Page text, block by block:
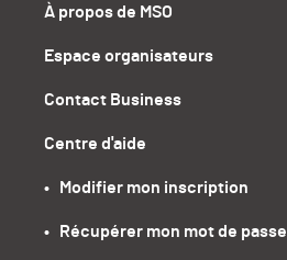
À propos de MSO
Espace organisateurs
Contact Business
Centre d'aide
•   Modifier mon inscription
•   Récupérer mon mot de passe